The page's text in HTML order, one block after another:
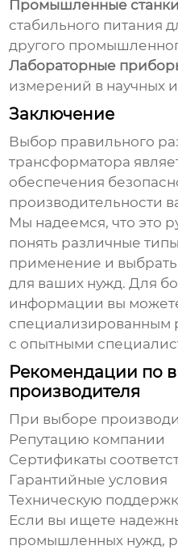
Промышленные
стабильного питания
другого
Лабораторные
измерений в научных
Заключение
Выбор правильного
трансформатора
обеспечения
производительности
Мы надеемся, что это
понять различные
применение и
для ваших нужд. Для
информации вы
специализированным
с опытными
Рекомендации по
производителя
При выборе
Репутацию компании
Сертификаты
Гарантийные условия
Техническую
Если вы ищете
промышленных нужд,